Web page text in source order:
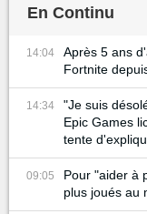
En Continu
14:04
Après 5 ans
Fortnite
14:34
"Je suis
Epic Games
tente
09:05
Pour "aider à
plus joués au